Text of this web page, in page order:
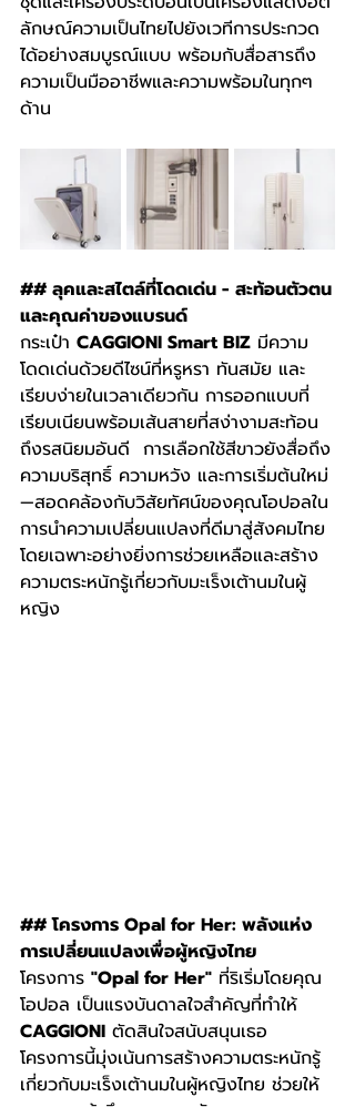
ลักษณ์ความเป็นไทยไปยังเวทีการประกวด
ได้อย่างสมบูรณ์แบบ พร้อมกับสื่อสารถึง
ความเป็นมืออาชีพและความพร้อมในทุกๆ
ด้าน
## ลุคและสไตล์ที่โดดเด่น - สะท้อนตัวตน
และคุณค่าของแบรนด์
กระเป๋า CAGGIONI Smart BIZ มีความ
โดดเด่นด้วยดีไซน์ที่หรูหรา ทันสมัย และ
เรียบง่ายในเวลาเดียวกัน การออกแบบที่
เรียบเนียนพร้อมเส้นสายที่สง่างามสะท้อน
ถึงรสนิยมอันดี  การเลือกใช้สีขาวยังสื่อถึง
ความบริสุทธิ์ ความหวัง และการเริ่มต้นใหม่
—สอดคล้องกับวิสัยทัศน์ของคุณโอปอลใน
การนำความเปลี่ยนแปลงที่ดีมาสู่สังคมไทย
โดยเฉพาะอย่างยิ่งการช่วยเหลือและสร้าง
ความตระหนักรู้เกี่ยวกับมะเร็งเต้านมในผู้
หญิง
## โครงการ Opal for Her: พลังแห่ง
การเปลี่ยนแปลงเพื่อผู้หญิงไทย
โครงการ "Opal for Her" ที่ริเริ่มโดยคุณ
โอปอล เป็นแรงบันดาลใจสำคัญที่ทำให้
CAGGIONI ตัดสินใจสนับสนุนเธอ
โครงการนี้มุ่งเน้นการสร้างความตระหนักรู้
เกี่ยวกับมะเร็งเต้านมในผู้หญิงไทย ช่วยให้